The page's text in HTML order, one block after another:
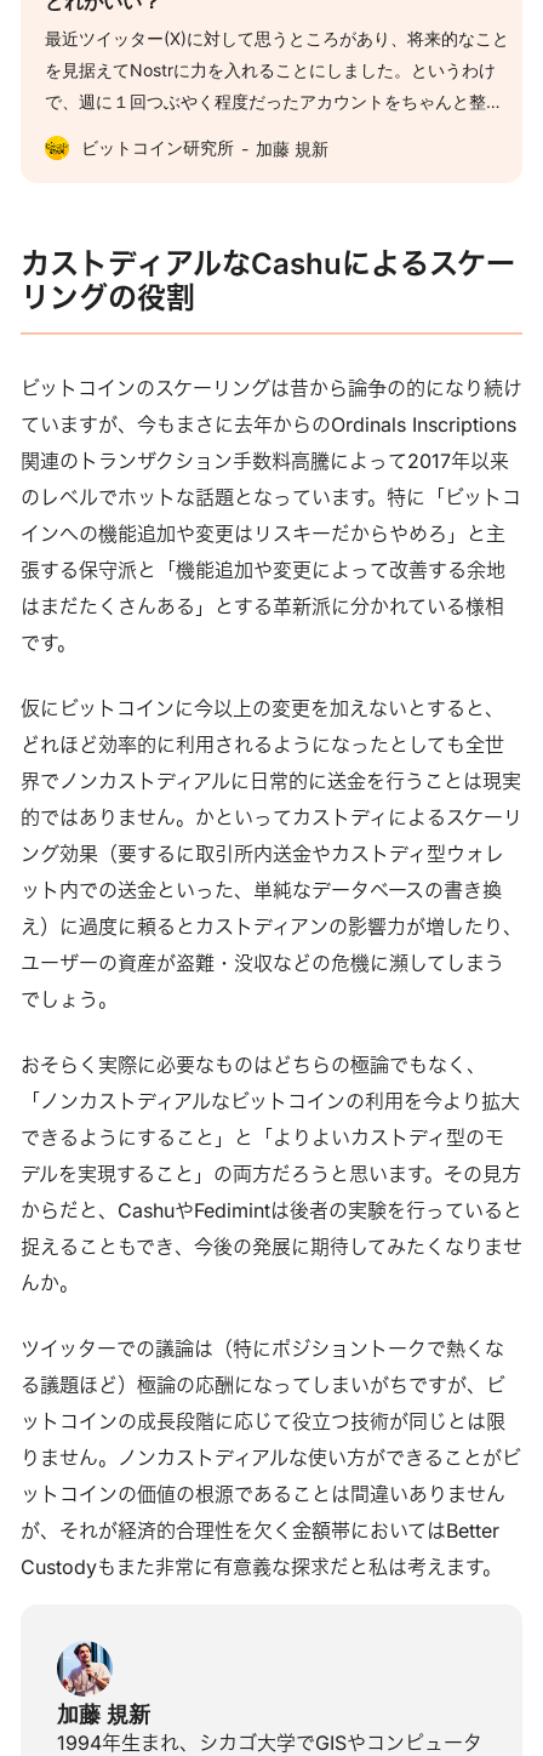
最近ツイッター(X)に対して思うところがあり、将来的なこと
を見据えてNostrに力を入れることにしました。というわけ
で、週に１回つぶやく程度だったアカウントをちゃんと整備
して、クライアントもちゃんと選んで、１日数回見ていま
す。 きっかけは以下のポッドキャストにおけるMatt Odell氏
ませんし、スパムやボット対策にもなりますから全然ありえ
る話だと思います。 イーロン・マスクがトルコ政府の圧力に
ネスとデータ収集の相性を考えたときに、１．ツイッターが
ユーザーのKYCを進めるインセンティブがあること、２．そ
のKYC情報を元に不利益な扱いを受ける可能性が決して小さ
て、TwitterになくてNostrにある神機能の１つが“Zap”です。
過去にも何回か触れているように、ZapとはLNURL規格を応
用した投
ビットコイン研究所 加藤 規新
カストディアルなCashuによるスケー
リングの役割
ビットコインのスケーリングは昔から論争の的になり続け
ていますが、今もまさに去年からのOrdinals Inscriptions
関連のトランザクション手数料高騰によって2017年以来
のレベルでホットな話題となっています。特に「ビットコ
インへの機能追加や変更はリスキーだからやめろ」と主
張する保守派と「機能追加や変更によって改善する余地
はまだたくさんある」とする革新派に分かれている様相
です。
仮にビットコインに今以上の変更を加えないとすると、
どれほど効率的に利用されるようになったとしても全世
界でノンカストディアルに日常的に送金を行うことは現実
的ではありません。かといってカストディによるスケーリ
ング効果（要するに取引所内送金やカストディ型ウォレ
ット内での送金といった、単純なデータベースの書き換
え）に過度に頼るとカストディアンの影響力が増したり、
ユーザーの資産が盗難・没収などの危機に瀕してしまう
でしょう。
おそらく実際に必要なものはどちらの極論でもなく、
「ノンカストディアルなビットコインの利用を今より拡大
できるようにすること」と「よりよいカストディ型のモ
デルを実現すること」の両方だろうと思います。その見方
からだと、CashuやFedimintは後者の実験を行っていると
捉えることもでき、今後の発展に期待してみたくなりませ
んか。
ツイッターでの議論は（特にポジショントークで熱くな
る議題ほど）極論の応酬になってしまいがちですが、ビ
ットコインの成長段階に応じて役立つ技術が同じとは限
りません。ノンカストディアルな使い方ができることがビ
ットコインの価値の根源であることは間違いありません
が、それが経済的合理性を欠く金額帯においてはBetter
Custodyもまた非常に有意義な探求だと私は考えます。
加藤 規新
1994年生まれ、シカゴ大学でGISやコンピュータ